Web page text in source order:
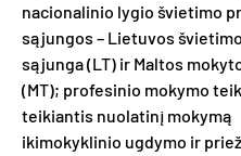
nacionalinio lygio švietimo
sąjungos – Lietuvos
sąjunga (LT) ir Maltos
(MT); profesinio mokymo
teikiantis nuolatinį mokymą
ikimokyklinio ugdymo ir